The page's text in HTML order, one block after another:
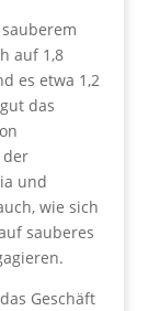
auf 1,8
es etwa 1,2
das
der
und
wie sich
sauberes
Geschäft